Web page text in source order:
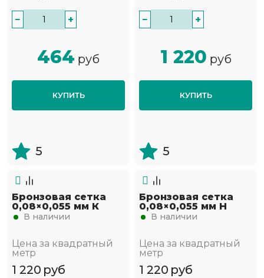
− +
464 руб
КУПИТЬ
5
− +
1 220 руб
КУПИТЬ
5
Бронзовая сетка
0,08×0,055 мм К
В наличии
Цена за квадратный
метр
1 220 руб
Бронзовая сетка
0,08×0,055 мм Н
В наличии
Цена за квадратный
метр
1 220 руб